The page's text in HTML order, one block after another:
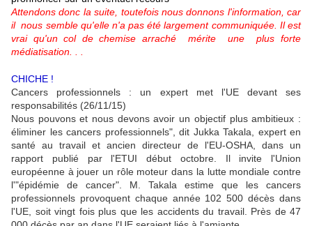
Attendons donc la suite, toutefois nous donnons l'information, car
il nous semble qu'elle n'a pas été largement communiquée. Il est
vrai qu'un col de chemise arraché mérite une plus forte
médiatisation. . .
CHICHE !
Cancers professionnels : un expert met l'UE devant ses
responsabilités (26/11/15)
Nous pouvons et nous devons avoir un objectif plus ambitieux :
éliminer les cancers professionnels", dit Jukka Takala, expert en
santé au travail et ancien directeur de l'EU-OSHA, dans un
rapport publié par l'ETUI début octobre. Il invite l'Union
européenne à jouer un rôle moteur dans la lutte mondiale contre
l'"épidémie de cancer". M. Takala estime que les cancers
professionnels provoquent chaque année 102 500 décès dans
l'UE, soit vingt fois plus que les accidents du travail. Près de 47